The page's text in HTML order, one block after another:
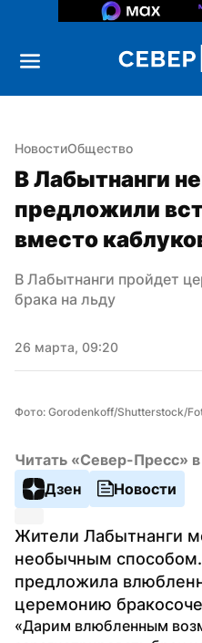
НовостиОбщество
В Лабытнанги
предложили
вместо
В Лабытнанги пройдет
брака на льду
26 марта, 09:20
Фото: Gorodenkoff/Shutterstock/
Читать «Север-Пресс» в
Дзен
Новости
Жители Лабытнанги
необычным
предложила
церемонию
«Дарим влюбленным